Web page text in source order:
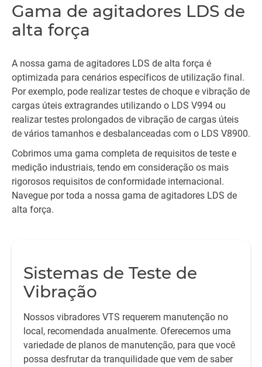
Gama de agitadores LDS de
alta força
A nossa gama de agitadores LDS de alta força é
optimizada para cenários específicos de utilização final.
Por exemplo, pode realizar testes de choque e vibração de
cargas úteis extragrandes utilizando o LDS V994 ou
realizar testes prolongados de vibração de cargas úteis
de vários tamanhos e desbalanceadas com o LDS V8900.
Cobrimos uma gama completa de requisitos de teste e
medição industriais, tendo em consideração os mais
rigorosos requisitos de conformidade internacional.
Navegue por toda a nossa gama de agitadores LDS de
alta força.
Sistemas de Teste de
Vibração
Nossos vibradores VTS requerem manutenção no
local, recomendada anualmente. Oferecemos uma
variedade de planos de manutenção, para que você
possa desfrutar da tranquilidade que vem de saber